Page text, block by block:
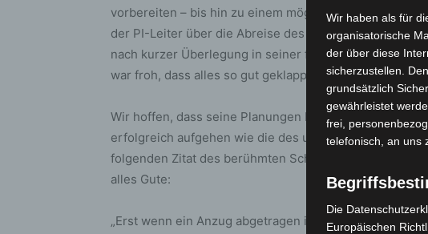
vorbereiten – bis hin zu einem möglichen
der PI-Leiter über die Abreise des damaligen US-
nach kurzer Überlegung in seiner für ihn typischen
war froh, dass alles so gut geklappt hat und unsere
Wir hoffen, dass seine Planungen bezüglich der
erfolgreich aufgehen wie die des unvergessenen
folgenden Zitat des berühmten Schauspielers Heinz
alles Gute:
„Erst wenn ein Anzug abgetragen ist, beginnt seine
Wir haben als für
organisatorische
der über diese
sicherzustellen.
grundsätzlich
gewährleistet
frei,
telefonisch, an uns
Die
Europäischen